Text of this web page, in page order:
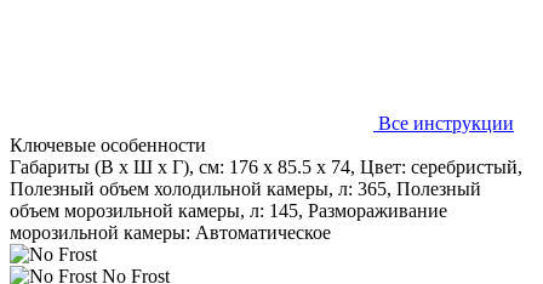
Все инструкции
Ключевые особенности
Габариты (В х Ш х Г), см: 176 х 85.5 х 74, Цвет: серебристый,
Полезный объем холодильной камеры, л: 365, Полезный
объем морозильной камеры, л: 145, Размораживание
морозильной камеры: Автоматическое
No Frost